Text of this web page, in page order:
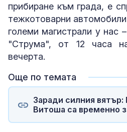
прибиране към града, е
тежкотоварни
големи магистрали у нас
"Струма", от 12 часа
вечерта.
Още по темата
Заради силния
Витоша са временно